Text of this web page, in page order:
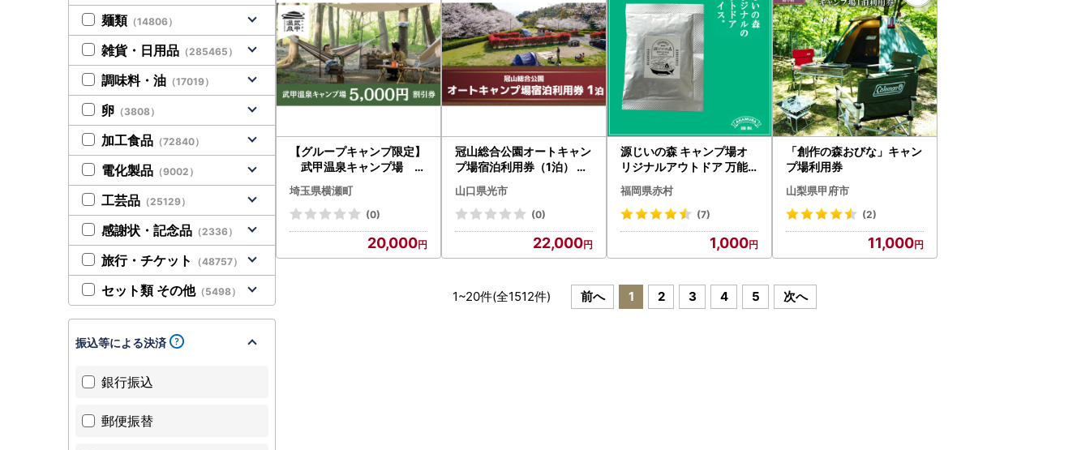
【グループキャンプ限定】
武甲温泉キャンプ場 5,
000円割引券
埼玉県横瀬町
(0)
20,000
冠山総合公園オートキャン
プ場宿泊利用券（1泊） AE
0101
山口県光市
(0)
22,000
源じいの森 キャンプ場オ
リジナルアウトドア 万能
スパイス 15g 4G1
福岡県赤村
(7)
1,000
「創作の森おびな」キャン
プ場利用券
山梨県甲府市
(2)
11,000
1~20件(全1512件) 前へ 1 2 3 4 5 次へ
麺類 （14806）
雑貨・日用品 （285465）
調味料・油 （17019）
卵 （3808）
加工食品 （72840）
電化製品 （9002）
工芸品 （25129）
感謝状・記念品 （2336）
旅行・チケット （48757）
セット類 その他（5498）
振込等による決済
銀行振込
郵便振替